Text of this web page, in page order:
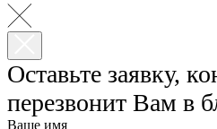
Оставьте заявку,
перезвонит Вам в
Ваше имя